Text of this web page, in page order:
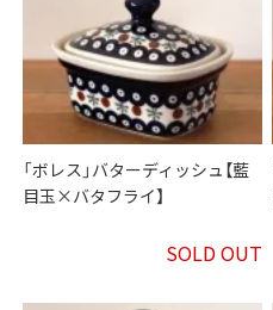
「ボレス」バターディッシュ【藍
目玉×バタフライ】
SOLD OUT